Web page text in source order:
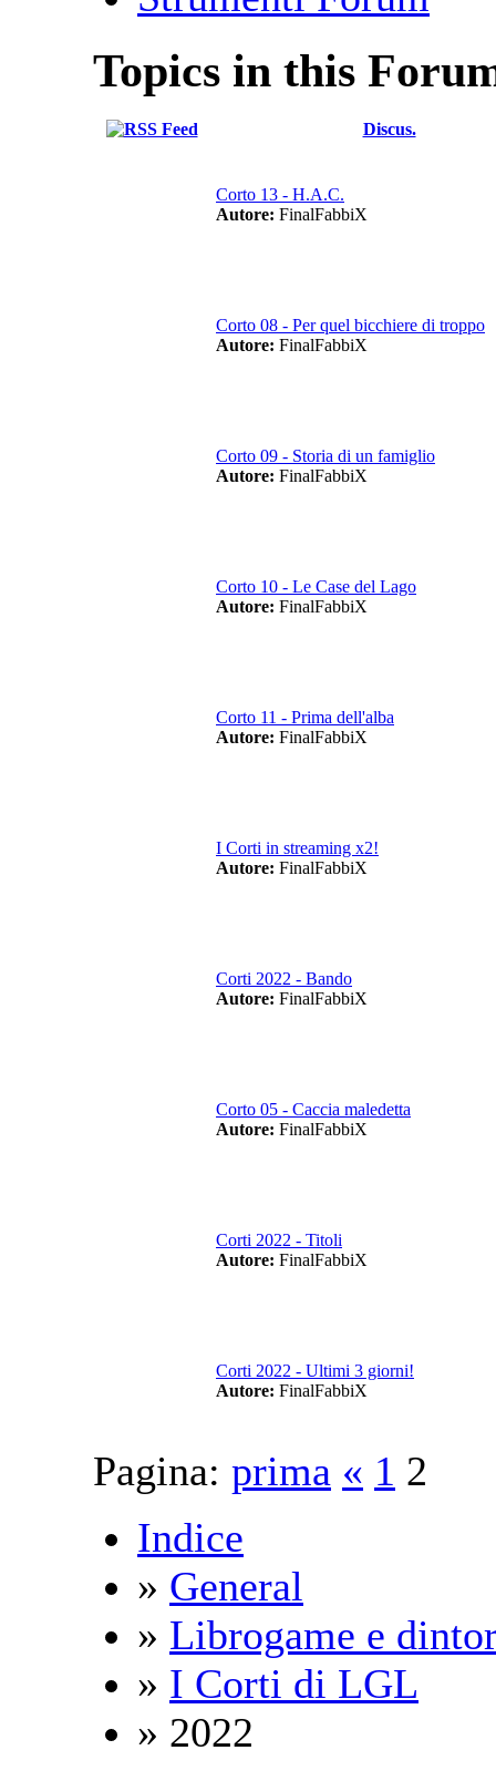
Topics in this
Discus.
Corto 13 - H.A.C.
Autore: FinalFabbiX
Corto 08 - Per quel bicchiere di troppo
Autore: FinalFabbiX
Corto 09 - Storia di un famiglio
Autore: FinalFabbiX
Corto 10 - Le Case del Lago
Autore: FinalFabbiX
Corto 11 - Prima dell'alba
Autore: FinalFabbiX
I Corti in streaming x2!
Autore: FinalFabbiX
Corti 2022 - Bando
Autore: FinalFabbiX
Corto 05 - Caccia maledetta
Autore: FinalFabbiX
Corti 2022 - Titoli
Autore: FinalFabbiX
Corti 2022 - Ultimi 3 giorni!
Autore: FinalFabbiX
Pagina: prima « 1 2
Indice
» General
» Librogame e
» I Corti di LGL
» 2022